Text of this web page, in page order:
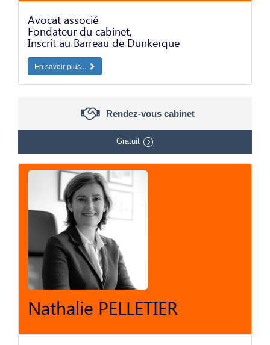
Avocat associé
Fondateur du cabinet,
Inscrit au Barreau de Dunkerque
En savoir plus...
Rendez-vous cabinet
Gratuit
Nathalie PELLETIER